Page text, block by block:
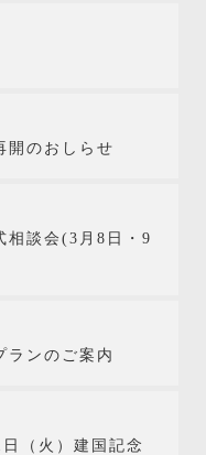
開のおしらせ
相談会(3月8日・9
ランのご案内
（火）建国記念